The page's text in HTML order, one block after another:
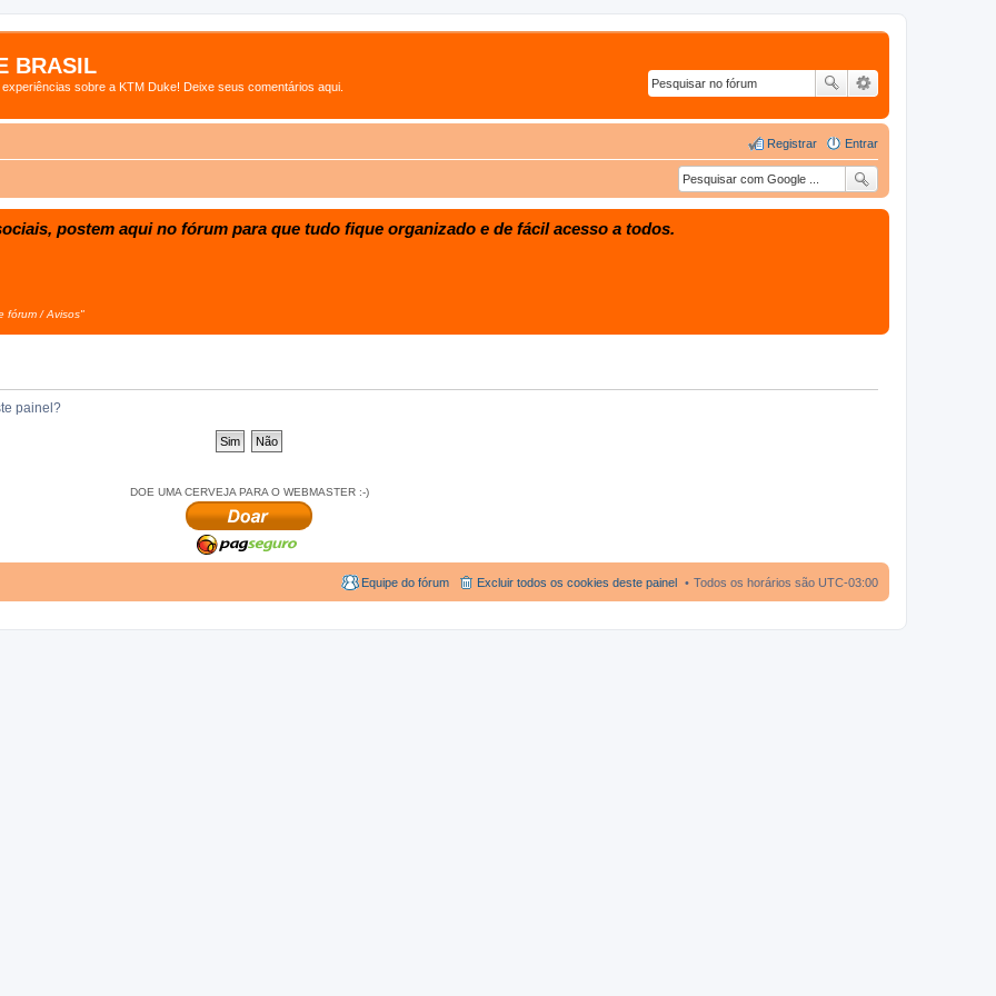
BRASIL
sobre a KTM Duke! Deixe seus comentários aqui.
Entrar
Registrar
postem aqui no fórum para que tudo fique organizado e de fácil acesso a todos.
fórum / Avisos"
painel?
DOE UMA CERVEJA PARA O WEBMASTER :-)
Todos os horários são UTC-03:00
Excluir todos os cookies deste painel
Equipe do fórum